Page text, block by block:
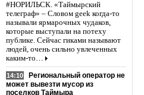
#НОРИЛЬСК. «Таймырский
телеграф» – Словом geek когда-то
называли ярмарочных чудаков,
которые выступали на потеху
публике. Сейчас гиками называют
людей, очень сильно увлеченных
каким-то…
14:10
Региональный оператор не
может вывезти мусор из
поселков Таймыра